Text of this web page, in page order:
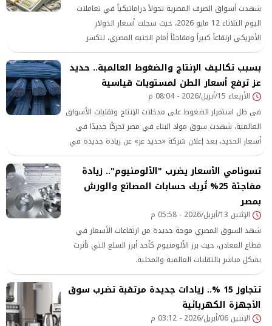
شهدت أسواق الصرف المصرية تحولاً دراماتيكياً في تعاملات
اليوم الثلاثاء 12 مايو 2026، حيث سجلت أسعار الدولار
الأمريكي ارتفاعاً كبيراً ومفاجئاً أمام الجنيه المصري، لتكسر
العملة الخضراء حاجز الـ 53 جنيهاً مجدداً في معظم البنوك
العاملة بالسوق المحلية، ويأتي هذا الصعود القوي بعد فترة
وجيزة من الاستقرار والتعافي النسبي للجنيه، مما أثار حالة من
الترقب في الأوساط الاقتصادية حول تداعيات هذا الارتفاع على
أسع
بسبب تكاليف الإنتاج والضغوط العالمية.. حديد
عز ترفع أسعار الطن لمستويات قياسية
الأربعاء 15/أبريل/2026 - 08:04 م
في ظل استمرار الضغوط على مدخلات الإنتاج وتقلبات الأسواق
العالمية، شهدت سوق مواد البناء في مصر تحركًا جديدًا في
أسعار الحديد، بعد إعلان شركة «حديد عز» عن زيادة جديدة في
سعر طن حديد التسليح داخل السوق المحلية، في خطوة
تعكس موجة صعود جماعية بين شركات القطاع خلال الفترة
الأخيرة.
تسونامي الأسعار يضرب "الألومنيوم".. زيادة
مفاجئة 25% تُربك حسابات المصانع والورش
بمصر
الإثنين 13/أبريل/2026 - 05:58 م
شهد السوق المصري موجة جديدة من ارتفاعات الأسعار في
قطاع المعادن، حيث برز الألومنيوم كأحد أبرز السلع التي تأثرت
بشكل مباشر بالتقلبات العالمية والمحلية.
تتجاوز 15 %.. زيادات جديدة مرتقبة تضرب سوق
الأجهزة الكهربائية
الإثنين 06/أبريل/2026 - 03:12 م